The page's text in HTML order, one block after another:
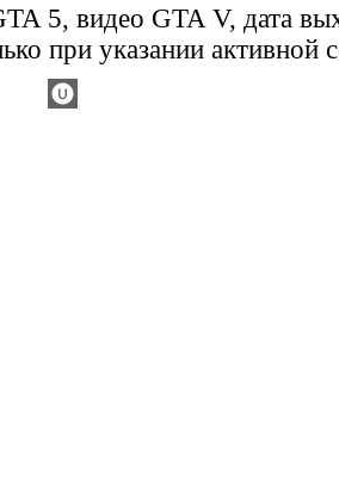
5, видео GTA V, дата
при указании активной